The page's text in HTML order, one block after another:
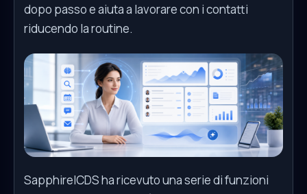
dopo passo e aiuta a lavorare con i contatti
riducendo la routine.
SapphireICDS ha ricevuto una serie di funzioni